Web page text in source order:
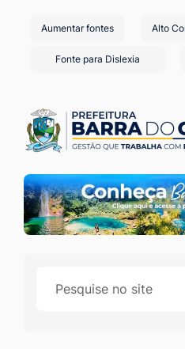
de
atalhos
links
de
acessibilidade
para
[alt+1]
Ir
para
o
menu
[alt+2]
Aumentar fontes Alto
Fonte para Dislexia